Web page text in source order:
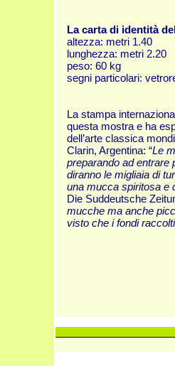
La carta di identità
altezza: metri 1.40
lunghezza: metri 2.20
peso: 60 kg
segni particolari:
La stampa
questa mostra e ha
dell’arte classica
Clarin, Argentina: “Le
preparando ad entrare
diranno le migliaia di
una mucca spiritosa e
Die Suddeutsche
mucche ma anche
visto che i fondi